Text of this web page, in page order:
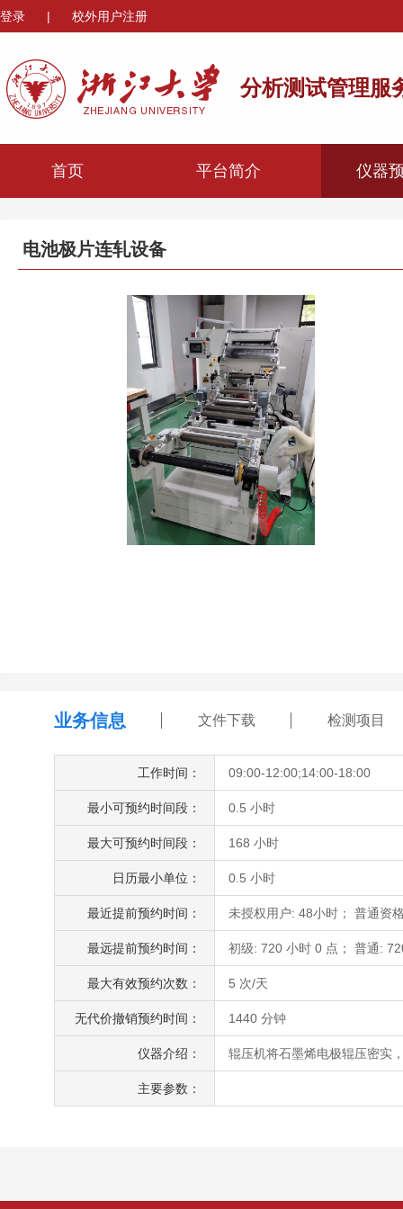
登录 | 校外用户注册
分析测试管理服
首页 平台简介 仪器
电池极片连轧设备
业务信息 文件下载 检测项目
工作时间： 09:00-12:00;14:00-18:00
最小可预约时间段： 0.5 小时
最大可预约时间段： 168 小时
日历最小单位： 0.5 小时
最近提前预约时间： 未授权用户: 48小时； 普通资
最远提前预约时间： 初级: 720 小时 0 点； 普通:
最大有效预约次数： 5 次/天
无代价撤销预约时间： 1440 分钟
仪器介绍： 辊压机将石墨烯电极辊压密实
主要参数：